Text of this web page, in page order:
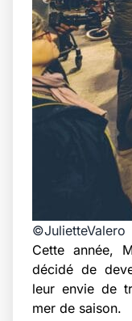
©JulietteValero
Cette année,
décidé de
leur envie de
mer de saison.